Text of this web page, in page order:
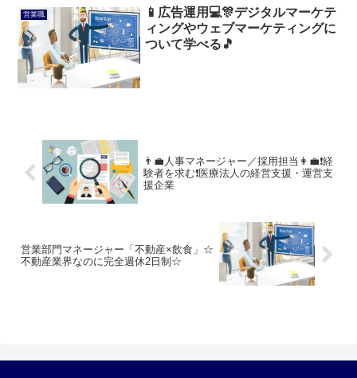
営業職
📱広告運用💻🎊デジタルマーケテ
ィングやウェブマーケティングに
ついて学べる🎵
👨‍💼人事マネージャー／採用担当👩‍💼❗経
験者を求む❗医療法人の経営支援・運営支
援企業
営業部門マネージャー「不動産×飲食」☆
不動産業界なのに完全週休2日制☆